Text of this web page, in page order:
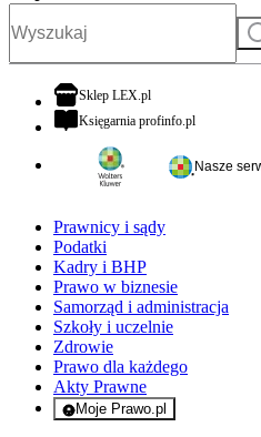
Sklep LEX.plotwiera się w nowej
Księgarnia profinfo.plotwiera się
Nasze
Prawnicy i sądy
Podatki
Kadry i BHP
Prawo w biznesie
Samorząd i administracja
Szkoły i uczelnie
Zdrowie
Prawo dla każdego
Akty Prawne
Moje Prawo.pl
- rejestracja i